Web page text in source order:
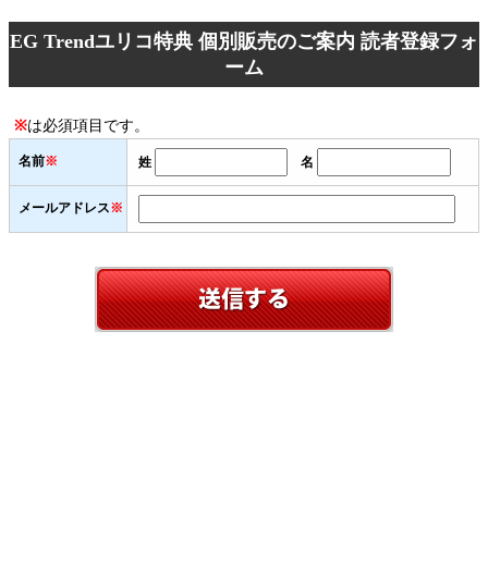
EG Trendユリコ特典 個別販売のご案内 読者登録フォ
ーム
※は必須項目です。
名前※ 姓 名
メールアドレス※